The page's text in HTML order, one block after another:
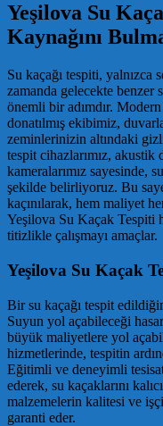
Yeşilova Su
Kaynağını
Su kaçağı tespiti, yalnızca
zamanda gelecekte benzer
önemli bir adımdır.
donatılmış ekibimiz,
zeminlerinizin altındaki
tespit cihazlarımız, akustik
kameralarımız sayesinde,
şekilde belirliyoruz. Bu
kaçınılarak, hem maliyet
Yeşilova Su Kaçak Tespiti
titizlikle çalışmayı amaçlar.
Yeşilova Su Kaçak
Bir su kaçağı tespit
Suyun yol açabileceği
büyük maliyetlere yol
hizmetlerinde, tespitin
Eğitimli ve deneyimli
ederek, su kaçaklarını
malzemelerin kalitesi ve
garanti eder.